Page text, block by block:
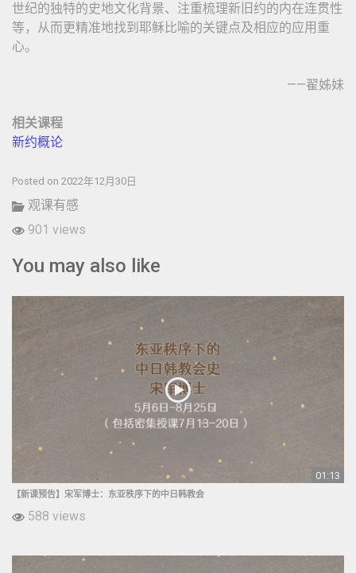
世纪的独特的史地文化背景、注重梳理新旧约的内在连贯性
等，从而更精准地找到耶稣比喻的关键点及相应的应用重
心。
——翟姊妹
相关课程
新约概论
Posted on 2022年12月30日
观课有感
901 views
You may also like
01:13
【新课预告】宋军博士：东亚秩序下的中日韩教会
588 views